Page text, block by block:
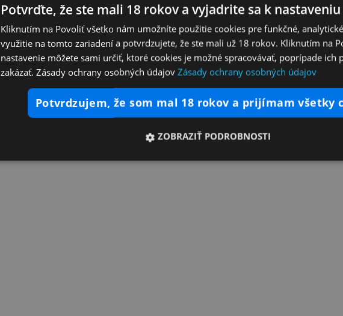
Potvrďte, že ste mali 18 rokov a vyjadrite sa k
Kliknutím na Povoliť všetko nám umožníte použitie cookies pre funkčné,
využitie na tomto zariadení a potvrdzujete, že ste mali už 18 rokov. Kliknutím na
nastavenie môžete sami určiť, ktoré cookies je možné spracovávať, poprípade ich
zakázať. Zásady ochrany osobných údajov Zásady ochrany osobných údajov
potvrdzujem, že som mal 18 rokov a prijímam všetky
ZOBRAZIŤ PODROBNOSTI